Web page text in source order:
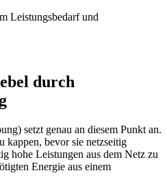
Leistungsbedarf und
durch
setzt genau an diesem Punkt an.
kappen, bevor sie netzseitig
hohe Leistungen aus dem Netz zu
Energie aus einem